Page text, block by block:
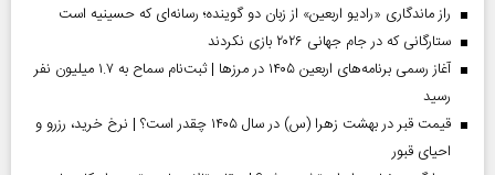
راز ماندگاری «رادیو اربعین» از زبان دو گوینده؛ رسانه‌ای که حسینیه است
ستارگانی که در جام جهانی ۲۰۲۶ بازی نکردند
آغاز رسمی برنامه‌های اربعین ۱۴۰۵ در مرز‌ها | ثبت‌نام سماح به ۱.۷ میلیون نفر
رسید
قیمت قبر در بهشت زهرا (س) در سال ۱۴۰۵ چقدر است؟ | نرخ خرید، رزرو و
احیای قبور